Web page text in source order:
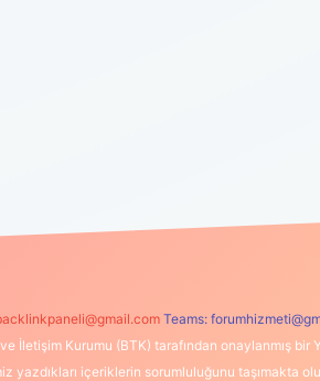
Teams:
İletişim Kurumu (BTK) tarafından onaylanmış
yazdıkları içeriklerin sorumluluğunu taşımakta